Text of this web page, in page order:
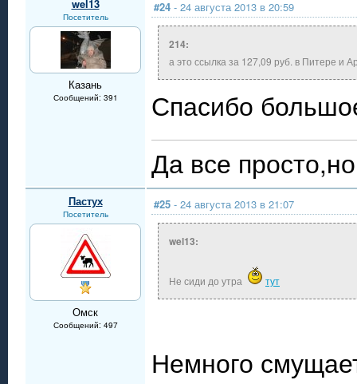
wel13
Посетитель
Казань
Сообщений: 391
#24 - 24 августа 2013 в 20:59
214:
а это ссылка за 127,09 руб. в Питере и
Спасибо
Да все
Пастух
Посетитель
Омск
Сообщений: 497
#25 - 24 августа 2013 в 21:07
wel13:
Не сиди до утра тут
Немного